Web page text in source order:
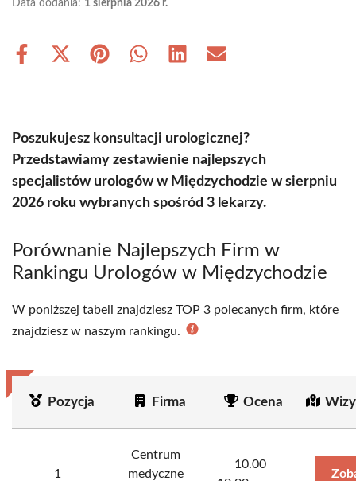
Data dodania: 1 sierpnia 2026 r.
Share
Share
(Twitter)
Share Share Share Share
Poszukujesz konsultacji urologicznej?
Przedstawiamy zestawienie najlepszych
specjalistów urologów w Międzychodzie w sierpniu
2026 roku wybranych spośród 3 lekarzy.
Porównanie Najlepszych Firm w
Rankingu Urologów w Międzychodzie
W poniższej tabeli znajdziesz TOP 3 polecanych firm, które
znajdziesz w naszym rankingu.
Pozycja Firma Ocena
1
Centrum
medyczne
10.00